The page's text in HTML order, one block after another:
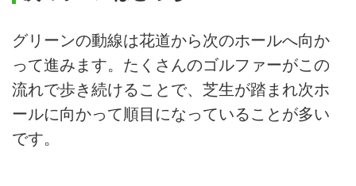
グリーンの動線は花道から次のホールへ向か
って進みます。たくさんのゴルファーがこの
流れで歩き続けることで、芝生が踏まれ次ホ
ールに向かって順目になっていることが多い
です。